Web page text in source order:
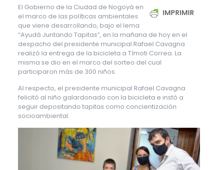
IMPRIMIR
El Gobierno de la Ciudad de Nogoyá en
el marco de las políticas ambientales
que viene desarrollando, bajo el lema
“Ayudá Juntando Tapitas”, en la mañana de hoy en el
despacho del presidente municipal Rafael Cavagna
realizó la entrega de la bicicleta a Tímoti Correa. La
misma se dio en el marco del sorteo del cual
participaron más de 300 niños.
Al respecto, el presidente municipal Rafael Cavagna
felicitó al niño galardonado con la bicicleta e instó a
seguir depositando tapitas como concientización
socioambiental.